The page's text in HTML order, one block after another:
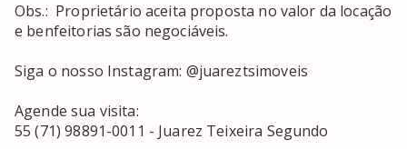
Obs.:  Proprietário aceita proposta no valor da locação
e benfeitorias são negociáveis.
Siga o nosso Instagram: @juareztsimoveis
Agende sua visita:
55 (71) 98891-0011 - Juarez Teixeira Segundo